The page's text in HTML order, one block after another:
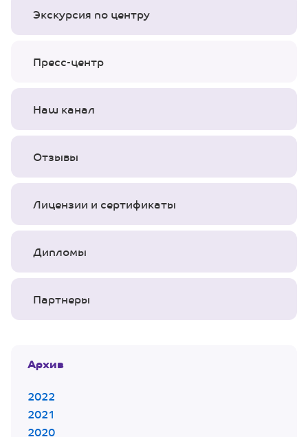
Экскурсия по центру
Пресс-центр
Наш канал
Отзывы
Лицензии и сертификаты
Дипломы
Партнеры
Архив
2022
2021
2020